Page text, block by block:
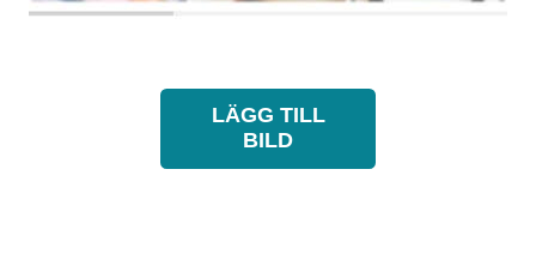
LÄGG TILL
BILD